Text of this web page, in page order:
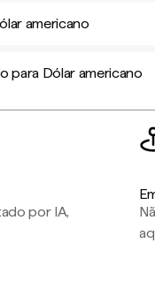
americano
para Dólar americano
por IA,